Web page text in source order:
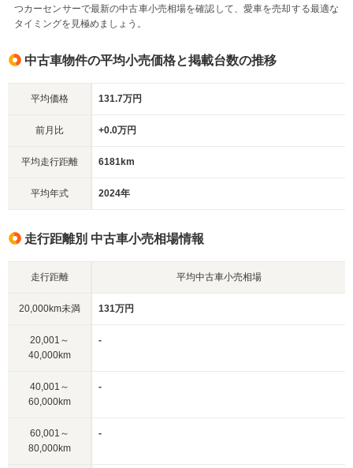
つカーセンサーで最新の中古車小売相場を確認して、愛車を売却する最適な
タイミングを見極めましょう。
中古車物件の平均小売価格と掲載台数の推移
平均価格 131.7万円
前月比 +0.0万円
平均走行距離 6181km
平均年式 2024年
走行距離別 中古車小売相場情報
走行距離 平均中古車小売相場
20,000km未満 131万円
20,001～
40,000km
-
40,001～
60,000km
-
60,001～
80,000km
-